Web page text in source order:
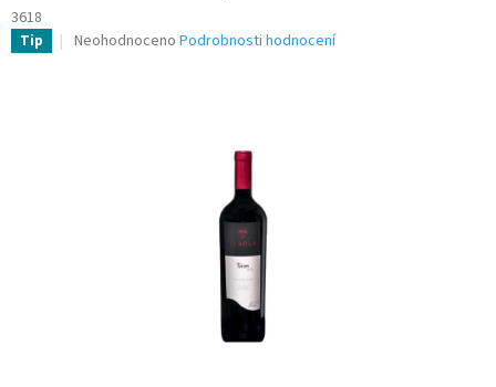
3618
Tip
Průměrné
Neohodnoceno Podrobnosti hodnocení